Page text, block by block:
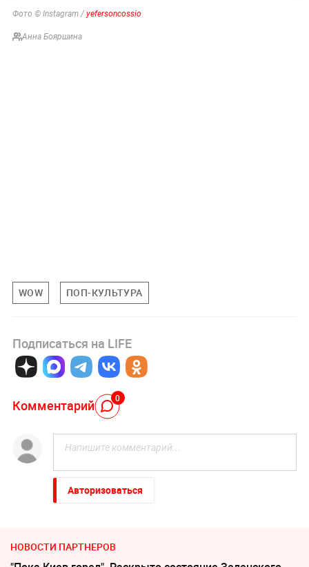
Фото © Instagram / yefersoncossio
Анна Бояршина
WOW ПОП-КУЛЬТУРА
Подписаться на LIFE
Комментарий 0
Авторизоваться
НОВОСТИ ПАРТНЕРОВ